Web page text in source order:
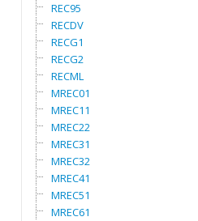
REC95
RECDV
RECG1
RECG2
RECML
MREC01
MREC11
MREC22
MREC31
MREC32
MREC41
MREC51
MREC61